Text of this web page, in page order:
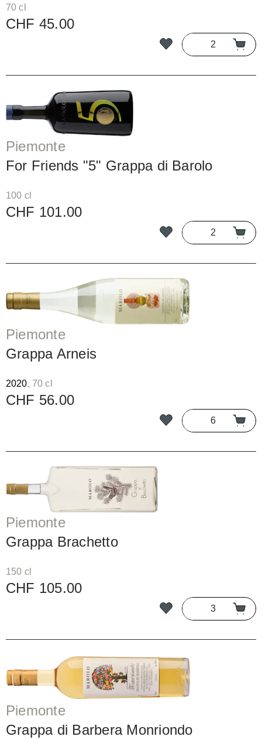
70 cl
CHF 45.00
Piemonte
For Friends "5" Grappa di Barolo
100 cl
CHF 101.00
Piemonte
Grappa Arneis
2020, 70 cl
CHF 56.00
Piemonte
Grappa Brachetto
150 cl
CHF 105.00
Piemonte
Grappa di Barbera Monriondo